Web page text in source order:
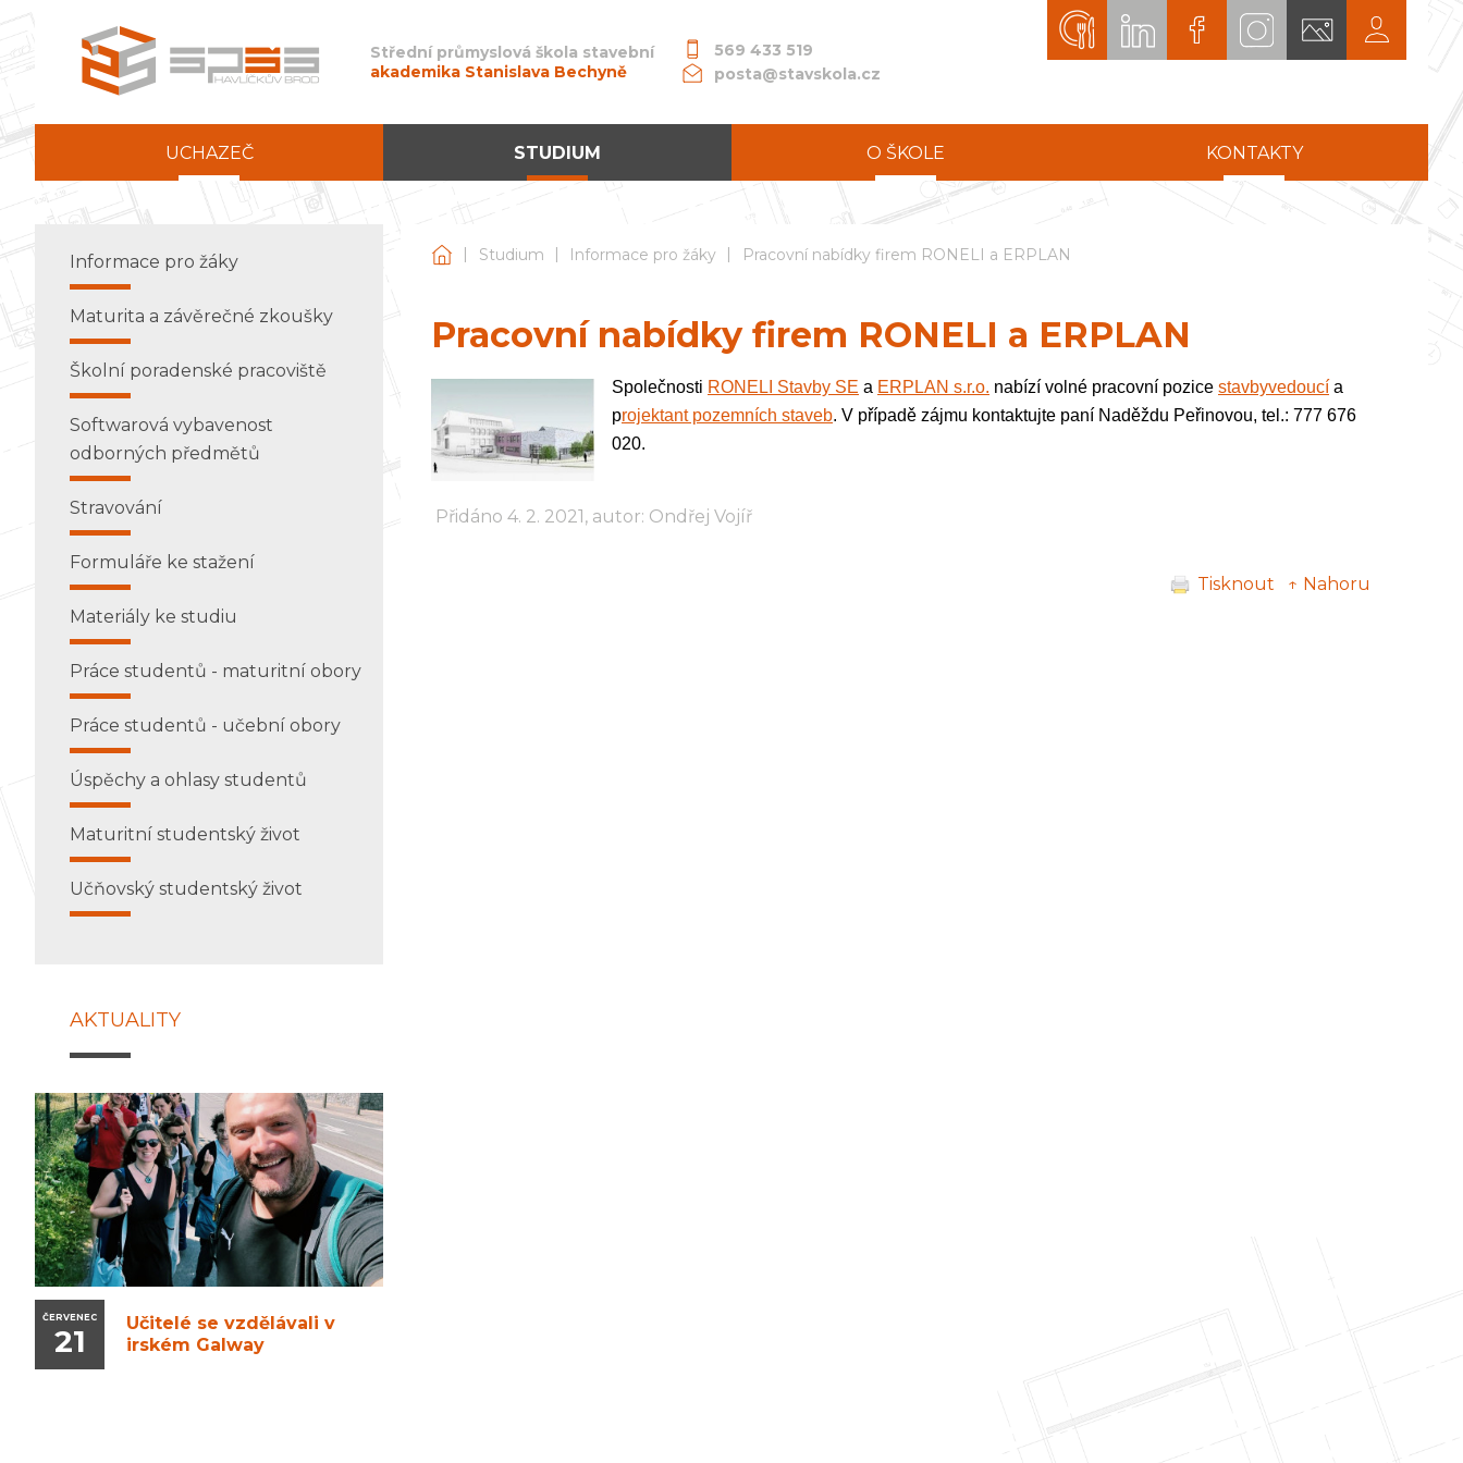
Střední průmyslová škola stavební
akademika Stanislava Bechyně
569 433 519
posta@stavskola.cz
UCHAZEČ STUDIUM O ŠKOLE KONTAKTY
Střední průmyslová škola stavební akademika Stanislava Bechyně
| Studium | Informace pro žáky | Pracovní nabídky firem RONELI a ERPLAN
Pracovní nabídky firem RONELI a ERPLAN
Společnosti RONELI Stavby SE a ERPLAN s.r.o. nabízí volné pracovní pozice stavbyvedoucí a
projektant pozemních staveb. V případě zájmu kontaktujte paní Naděždu Peřinovou, tel.: 777 676
020.
Přidáno 4. 2. 2021, autor: Ondřej Vojíř
Tisknout ↑ Nahoru
Informace pro žáky
Maturita a závěrečné zkoušky
Školní poradenské pracoviště
Softwarová vybavenost
odborných předmětů
Stravování
Formuláře ke stažení
Materiály ke studiu
Práce studentů - maturitní obory
Práce studentů - učební obory
Úspěchy a ohlasy studentů
Maturitní studentský život
Učňovský studentský život
AKTUALITY
ČERVENEC
21
Učitelé se vzdělávali v
irském Galway